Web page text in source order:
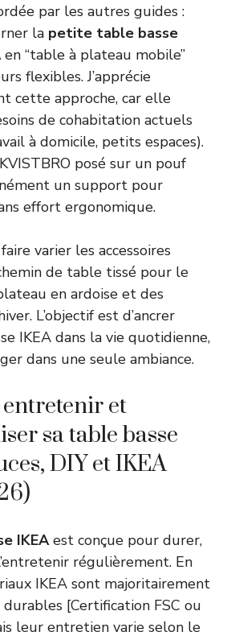
par les autres guides :
la petite table basse
en “table à plateau mobile”
flexibles. J’apprécie
cette approche, car elle
de cohabitation actuels
à domicile, petits espaces).
posé sur un pouf
un support pour
effort ergonomique.
varier les accessoires
de table tissé pour le
en ardoise et des
L’objectif est d’ancrer
IKEA dans la vie quotidienne,
dans une seule ambiance.
et
sa table basse
DIY et IKEA
IKEAest conçue pour durer,
régulièrement. En
IKEA sont majoritairement
[Certification FSC ou
leur entretien varie selon le